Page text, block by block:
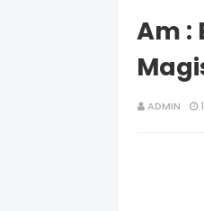
Am :
ADMIN